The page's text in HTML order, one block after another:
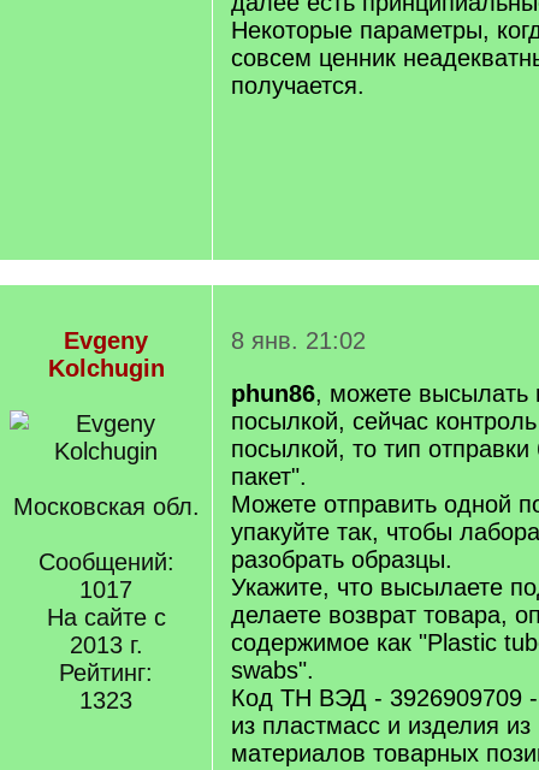
Некоторые параметры,
совсем ценник
получается.
Evgeny
Kolchugin
Московская обл.
Сообщений:
1017
На сайте с
2013 г.
Рейтинг:
1323
8 янв. 21:02
phun86, можете
посылкой, сейчас
посылкой, то тип отправки
пакет".
Можете отправить одной
упакуйте так, чтобы
разобрать образцы.
Укажите, что высылаете
делаете возврат товара,
содержимое как "Plastic
swabs".
Код ТН ВЭД - 3926909709
из пластмасс и изделия из
материалов товарных